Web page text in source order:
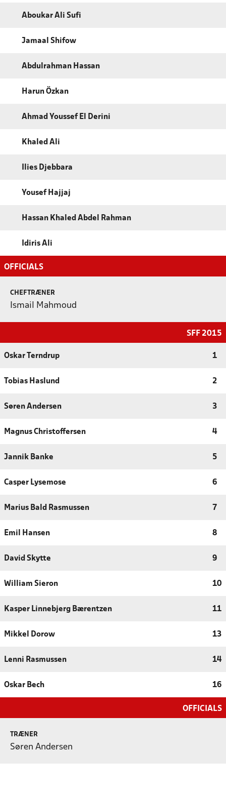
Aboukar Ali Sufi
Jamaal Shifow
Abdulrahman Hassan
Harun Özkan
Ahmad Youssef El Derini
Khaled Ali
Ilies Djebbara
Yousef Hajjaj
Hassan Khaled Abdel Rahman
Idiris Ali
OFFICIALS
CHEFTRÆNER
Ismail Mahmoud
SFF 2015
Oskar Terndrup 1
Tobias Haslund 2
Søren Andersen 3
Magnus Christoffersen 4
Jannik Banke 5
Casper Lysemose 6
Marius Bald Rasmussen 7
Emil Hansen 8
David Skytte 9
William Sieron 10
Kasper Linnebjerg Bærentzen 11
Mikkel Dorow 13
Lenni Rasmussen 14
Oskar Bech 16
OFFICIALS
TRÆNER
Søren Andersen